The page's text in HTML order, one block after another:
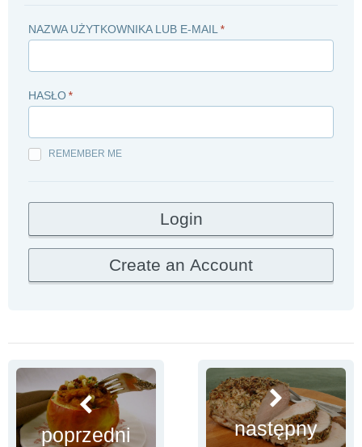
NAZWA UŻYTKOWNIKA LUB E-MAIL *
HASŁO *
REMEMBER ME
poprzedni następny